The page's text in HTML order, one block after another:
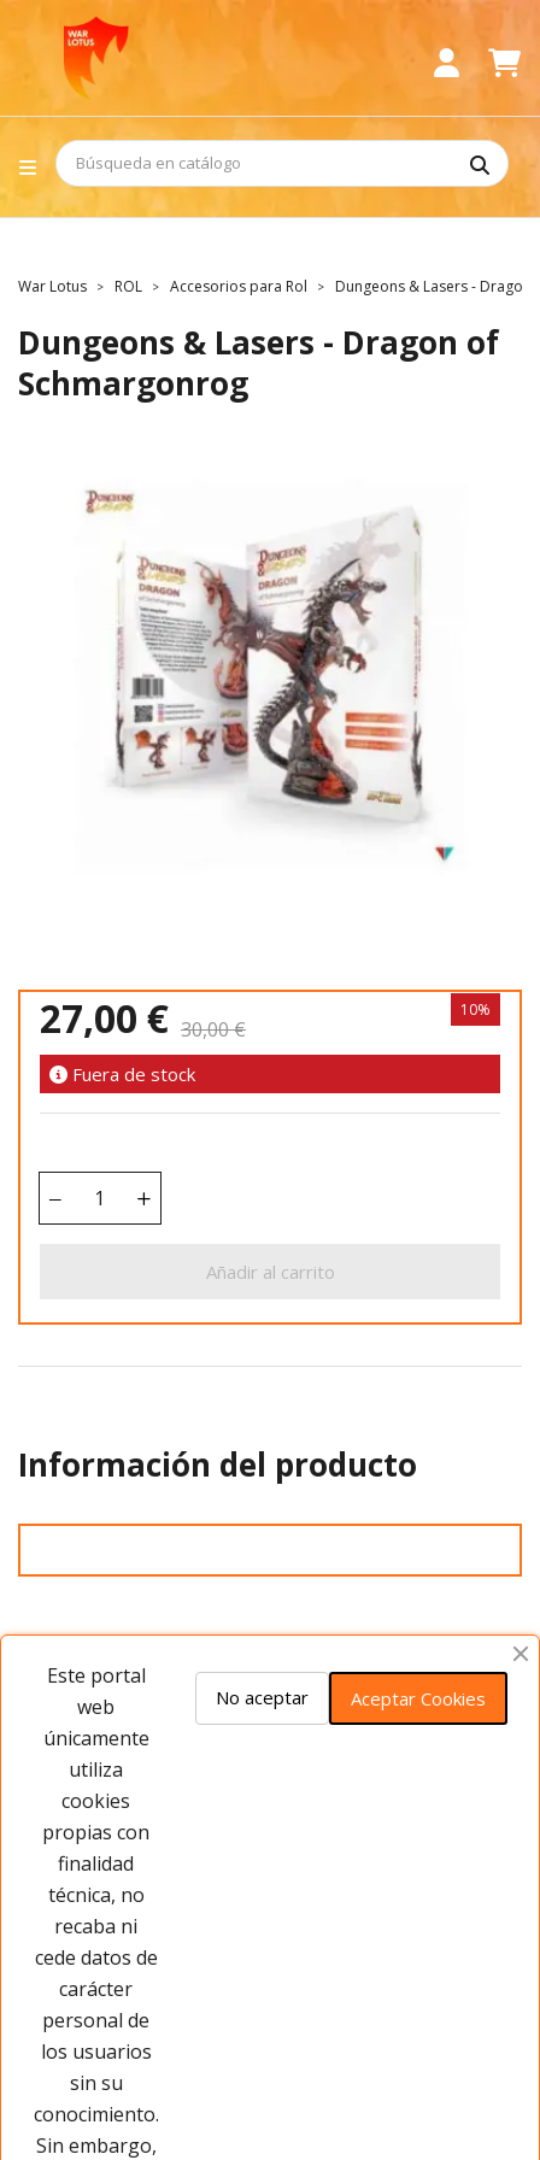
War Lotus ROL Accesorios para Rol Dungeons & Lasers - Dragon
Dungeons & Lasers - Dragon of
Schmargonrog
27,00 € 30,00 €
10%
Fuera de stock
Añadir al carrito
Información del producto
Opiniones del producto
Este producto no tiene opiniones ¡Sé
Este portal
web
únicamente
utiliza
cookies
propias con
finalidad
técnica, no
recaba ni
cede datos de
carácter
personal de
los usuarios
sin su
conocimiento.
Sin embargo,
Aceptar Cookies
No aceptar